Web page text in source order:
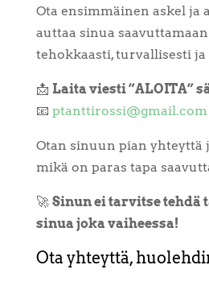
Ota ensimmäinen askel ja
auttaa sinua
tehokkaasti, turvallisesti
📩 Laita viesti ”ALOITA”
📧 ptanttirossi@gmail.com
Otan sinuun pian yhteyttä
mikä on paras tapa
🚀 Sinun ei tarvitse tehdä
sinua joka vaiheessa!
Ota yhteyttä,